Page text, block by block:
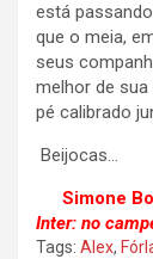
está
que o meia,
seus
melhor de
pé calibrado
Beijocas…
Simone
Inter: no
Tags: Alex,